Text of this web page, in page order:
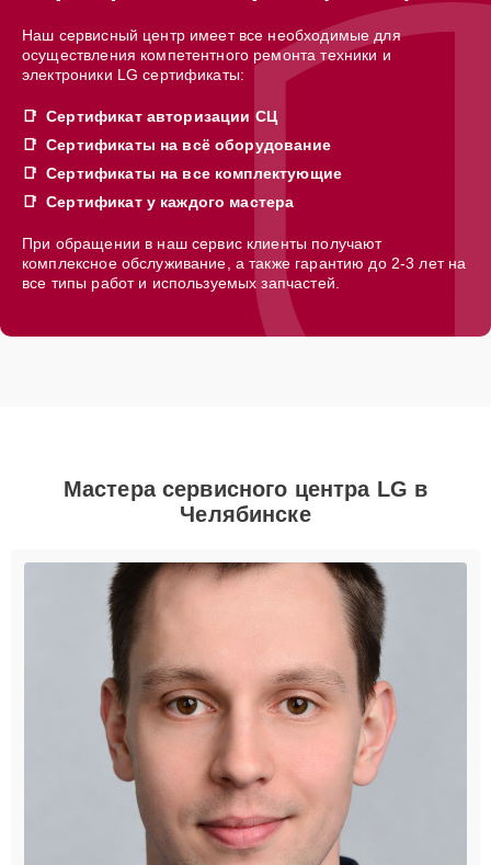
Наш сервисный центр имеет все необходимые для
осуществления компетентного ремонта техники и
электроники LG сертификаты:
Сертификат авторизации СЦ
Сертификаты на всё оборудование
Сертификаты на все комплектующие
Сертификат у каждого мастера
При обращении в наш сервис клиенты получают
комплексное обслуживание, а также гарантию до 2-3 лет на
все типы работ и используемых запчастей.
Мастера сервисного центра LG в
Челябинске